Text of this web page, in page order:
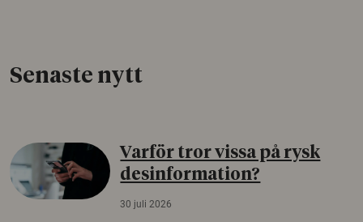
Senaste nytt
Varför tror vissa på rysk
desinformation?
30 juli 2026